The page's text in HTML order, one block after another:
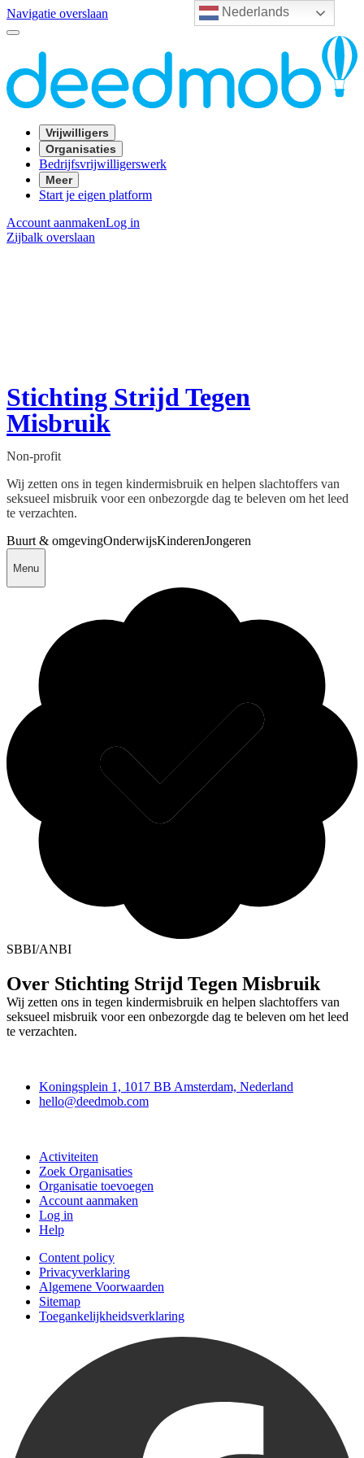
Nederlands
Navigatie overslaan
Vrijwilligers
Organisaties
Bedrijfsvrijwilligerswerk
Meer
Start je eigen platform
Account aanmakenLog in
Zijbalk overslaan
Stichting Strijd Tegen
Misbruik
Non-profit
Wij zetten ons in tegen kindermisbruik en helpen slachtoffers van
seksueel misbruik voor een onbezorgde dag te beleven om het leed
te verzachten.
Buurt & omgevingOnderwijsKinderenJongeren
Menu
SBBI/ANBI
Over Stichting Strijd Tegen Misbruik
Wij zetten ons in tegen kindermisbruik en helpen slachtoffers van
seksueel misbruik voor een onbezorgde dag te beleven om het leed
te verzachten.
Koningsplein 1, 1017 BB Amsterdam, Nederland
hello@deedmob.com
Activiteiten
Zoek Organisaties
Organisatie toevoegen
Account aanmaken
Log in
Help
Content policy
Privacyverklaring
Algemene Voorwaarden
Sitemap
Toegankelijkheidsverklaring